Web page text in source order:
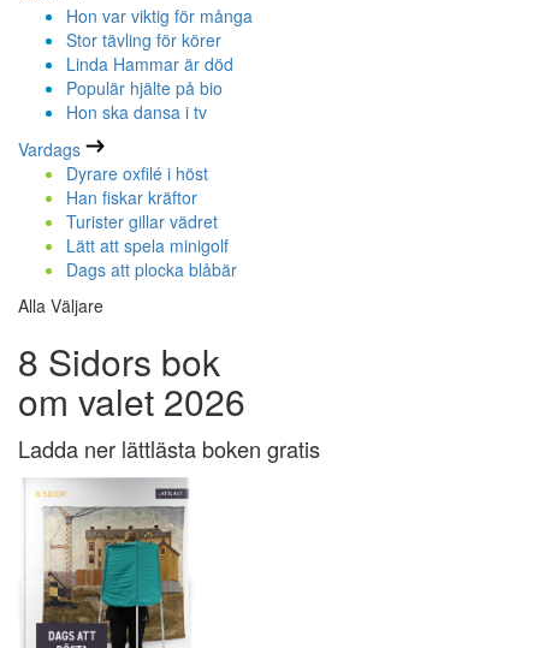
Hon var viktig för många
Stor tävling för körer
Linda Hammar är död
Populär hjälte på bio
Hon ska dansa i tv
Vardags
Dyrare oxfilé i höst
Han fiskar kräftor
Turister gillar vädret
Lätt att spela minigolf
Dags att plocka blåbär
Alla Väljare
8 Sidors bok
om valet 2026
Ladda ner lättlästa boken gratis